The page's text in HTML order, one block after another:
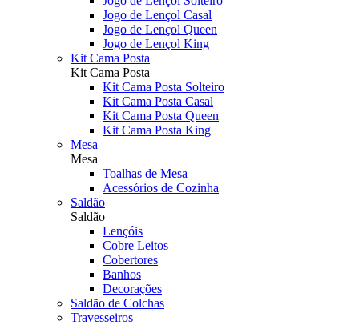
Jogo de Lençol Casal
Jogo de Lençol Queen
Jogo de Lençol King
Kit Cama Posta
Kit Cama Posta
Kit Cama Posta Solteiro
Kit Cama Posta Casal
Kit Cama Posta Queen
Kit Cama Posta King
Mesa
Mesa
Toalhas de Mesa
Acessórios de Cozinha
Saldão
Saldão
Lençóis
Cobre Leitos
Cobertores
Banhos
Decorações
Saldão de Colchas
Travesseiros